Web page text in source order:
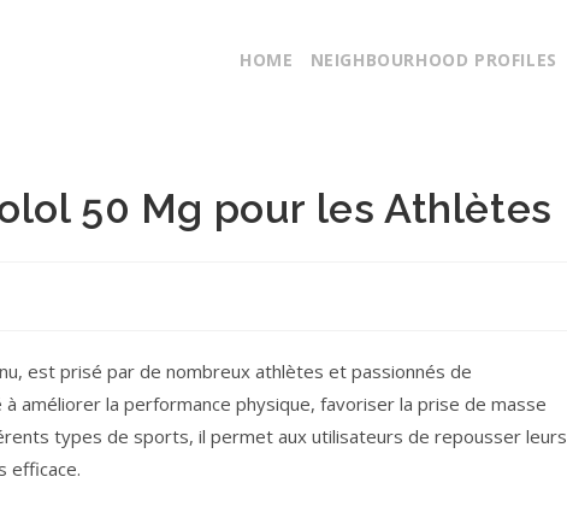
HOME NEIGHBOURHOOD PROFILES
50 Mg pour les Athlètes
est prisé par de nombreux athlètes et passionnés de
améliorer la performance physique, favoriser la prise de masse
types de sports, il permet aux utilisateurs de repousser leurs
efficace.